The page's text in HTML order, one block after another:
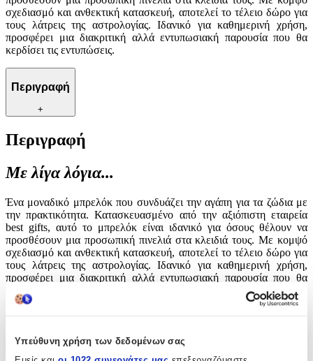
Υπεύθυνη χρήση των δεδομένων σας
σχεδιασμό και ανθεκτική κατασκευή, αποτελεί το τέλειο δώρο για
τους λάτρεις της αστρολογίας. Ιδανικό για καθημερινή χρήση,
προσφέρει μια διακριτική αλλά εντυπωσιακή παρουσία που θα
κερδίσει τις εντυπώσεις.
Περιγραφή
+
Περιγραφή
Με λίγα λόγια...
Ένα μοναδικό μπρελόκ που συνδυάζει την αγάπη για τα ζώδια με
την πρακτικότητα. Κατασκευασμένο από την αξιόπιστη εταιρεία
best gifts, αυτό το μπρελόκ είναι ιδανικό για όσους θέλουν να
προσθέσουν μια προσωπική πινελιά στα κλειδιά τους. Με κομψό
σχεδιασμό και ανθεκτική κατασκευή, αποτελεί το τέλειο δώρο για
τους λάτρεις της αστρολογίας. Ιδανικό για καθημερινή χρήση,
προσφέρει μια διακριτική αλλά εντυπωσιακή παρουσία που θα
Χαρακτηριστικά